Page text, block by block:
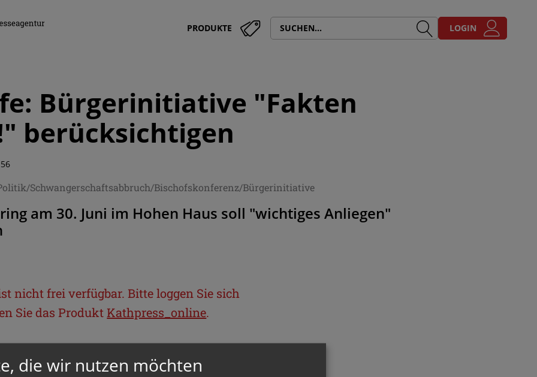
PRODUKTE LOGIN
Bürgerinitiative "Fakten
berücksichtigen
Schwangerschaftsabbruch/Bischofskonferenz/Bürgerinitiative
am 30. Juni im Hohen Haus soll "wichtiges Anliegen"
nicht frei verfügbar. Bitte loggen Sie sich
Sie das Produkt Kathpress_online.
die wir nutzen möchten